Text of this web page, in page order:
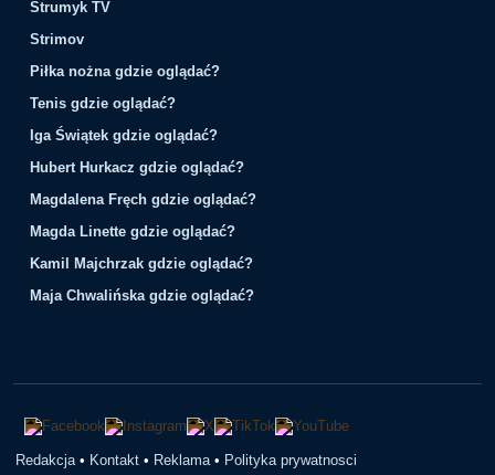
Strumyk TV
Strimov
Piłka nożna gdzie oglądać?
Tenis gdzie oglądać?
Iga Świątek gdzie oglądać?
Hubert Hurkacz gdzie oglądać?
Magdalena Fręch gdzie oglądać?
Magda Linette gdzie oglądać?
Kamil Majchrzak gdzie oglądać?
Maja Chwalińska gdzie oglądać?
Redakcja • Kontakt • Reklama • Polityka prywatnosci